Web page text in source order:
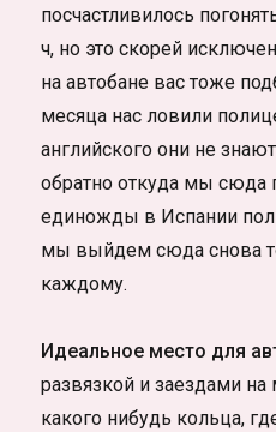
посчастливилось
ч, но это скорей
на автобане вас тоже
месяца нас ловили
английского они не
обратно откуда мы сюда
единожды в Испании
мы выйдем сюда снова
каждому.
Идеальное место для
развязкой и заездами на
какого нибудь кольца,